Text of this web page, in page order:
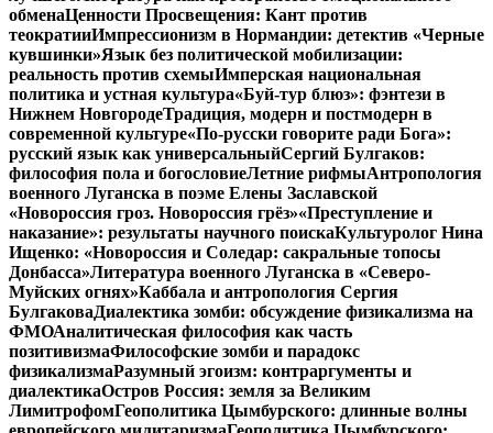
обменаЦенности Просвещения: Кант против
теократииИмпрессионизм в Нормандии: детектив «Черные
кувшинки»Язык без политической мобилизации:
реальность против схемыИмперская национальная
политика и устная культура«Буй-тур блюз»: фэнтези в
Нижнем НовгородеТрадиция, модерн и постмодерн в
современной культуре«По-русски говорите ради Бога»:
русский язык как универсальныйСергий Булгаков:
философия пола и богословиеЛетние рифмыАнтропология
военного Луганска в поэме Елены Заславской
«Новороссия гроз. Новороссия грёз»«Преступление и
наказание»: результаты научного поискаКультуролог Нина
Ищенко: «Новороссия и Соледар: сакральные топосы
Донбасса»Литература военного Луганска в «Северо-
Муйских огнях»Каббала и антропология Сергия
БулгаковаДиалектика зомби: обсуждение физикализма на
ФМОАналитическая философия как часть
позитивизмаФилософские зомби и парадокс
физикализмаРазумный эгоизм: контраргументы и
диалектикаОстров Россия: земля за Великим
ЛимитрофомГеополитика Цымбурского: длинные волны